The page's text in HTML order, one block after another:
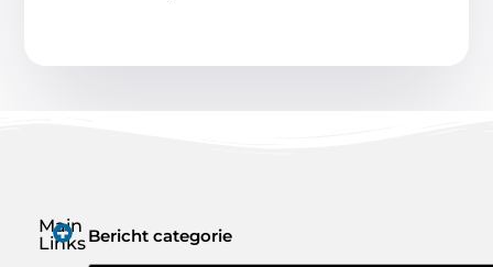
Main
LinksBericht categorie